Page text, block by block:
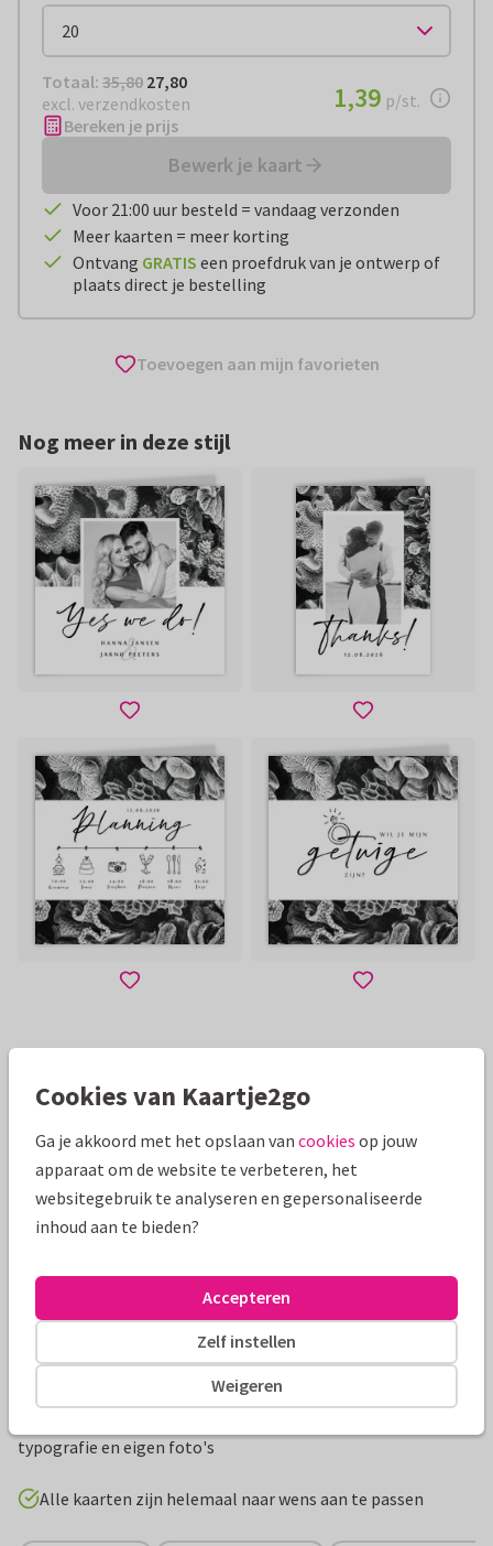
Totaal: € 27,80
Totaal: 35,80 27,80
excl. verzendkosten
€ 1,39per stuk
1,39 p/st.
Bereken je prijs
Bewerk je kaart
Voor 21:00 uur besteld = vandaag verzonden
Meer kaarten = meer korting
Ontvang GRATIS een proefdruk van je ontwerp of
plaats direct je bestelling
Toevoegen aan mijn favorieten
Nog meer in deze stijl
Productinformatie
Een originele Save the Date trouwkaart in zwart wit met
typografie en eigen foto's
Alle kaarten zijn helemaal naar wens aan te passen
Cookies van Kaartje2go
Ga je akkoord met het opslaan van cookies op jouw
apparaat om de website te verbeteren, het
websitegebruik te analyseren en gepersonaliseerde
inhoud aan te bieden?
Weigeren
Zelf instellen
Accepteren